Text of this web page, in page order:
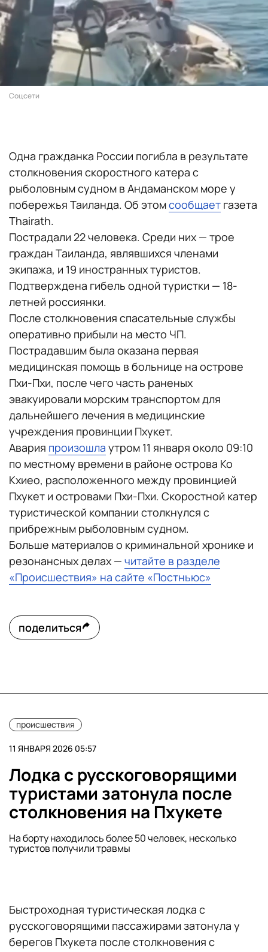
Соцсети
Одна гражданка России погибла в результате
столкновения скоростного катера с
рыболовным судном в Андаманском море у
побережья Таиланда. Об этомсообщает газета
Thairath.
Пострадали 22 человека. Среди них — трое
граждан Таиланда, являвшихся членами
экипажа, и 19 иностранных туристов.
Подтверждена гибель одной туристки — 18-
летней россиянки.
После столкновения спасательные службы
оперативно прибыли на место ЧП.
Пострадавшим была оказана первая
медицинская помощь в больнице на острове
Пхи-Пхи, после чего часть раненых
эвакуировали морским транспортом для
дальнейшего лечения в медицинские
учреждения провинции Пхукет.
Авария произошла утром 11 января около 09:10
по местному времени в районе острова Ко
Кхиео, расположенного между провинцией
Пхукет и островами Пхи-Пхи. Скоростной катер
туристической компании столкнулся с
прибрежным рыболовным судном.
Больше материалов о криминальной хронике и
резонансных делах — читайте в разделе
«Происшествия» на сайте «Постньюс»
поделиться
происшествия
11 ЯНВАРЯ 2026 05:57
Лодка с русскоговорящими
туристами затонула после
столкновения на Пхукете
На борту находилось более 50 человек, несколько
туристов получили травмы
Быстроходная туристическая лодка с
русскоговорящими пассажирами затонула у
берегов Пхукета после столкновения с